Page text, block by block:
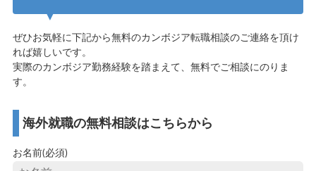
ぜひお気軽に下記から無料のカンボジア転職相談のご連絡を頂け
れば嬉しいです。
実際のカンボジア勤務経験を踏まえて、無料でご相談にのりま
す。
海外就職の無料相談はこちらから
お名前(必須)